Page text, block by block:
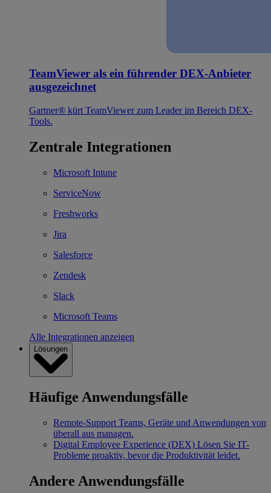
TeamViewer als ein führender DEX-Anbieter
ausgezeichnet
Gartner® kürt TeamViewer zum Leader im Bereich DEX-
Tools.
Zentrale Integrationen
Microsoft Intune
ServiceNow
Freshworks
Jira
Salesforce
Zendesk
Slack
Microsoft Teams
Alle Integrationen anzeigen
Lösungen
Häufige Anwendungsfälle
Remote-Support Teams, Geräte und Anwendungen von
überall aus managen.
Digital Employee Experience (DEX) Lösen Sie IT-
Probleme proaktiv, bevor die Produktivität leidet.
Andere Anwendungsfälle